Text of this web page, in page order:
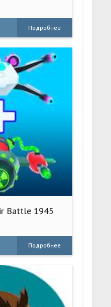
Подробнее
Battle 1945
Подробнее